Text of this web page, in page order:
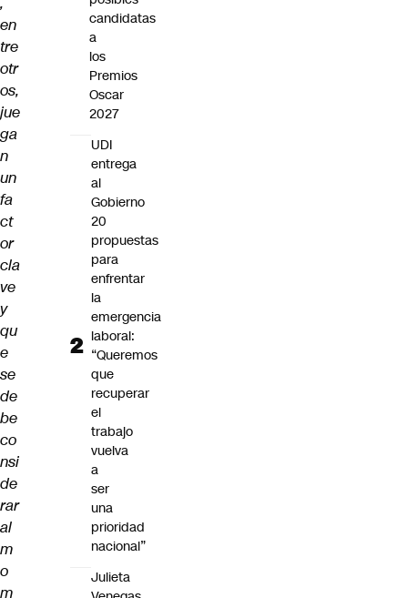
en
tre
otr
os,
jue
ga
n
un
fa
ct
or
cla
ve
y
qu
e
se
de
be
co
nsi
de
rar
al
m
o
m
candidatas
a
los
Premios
Oscar
2027
UDI
entrega
al
Gobierno
20
propuestas
para
enfrentar
la
emergencia
laboral:
“Queremos
que
recuperar
el
trabajo
vuelva
a
ser
una
prioridad
nacional”
Julieta